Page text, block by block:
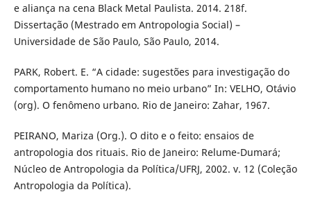
e aliança na cena Black Metal Paulista. 2014. 218f.
Dissertação (Mestrado em Antropologia Social) –
Universidade de São Paulo, São Paulo, 2014.
PARK, Robert. E. “A cidade: sugestões para investigação do
comportamento humano no meio urbano” In: VELHO, Otávio
(org). O fenômeno urbano. Rio de Janeiro: Zahar, 1967.
PEIRANO, Mariza (Org.). O dito e o feito: ensaios de
antropologia dos rituais. Rio de Janeiro: Relume-Dumará;
Núcleo de Antropologia da Política/UFRJ, 2002. v. 12 (Coleção
Antropologia da Política).